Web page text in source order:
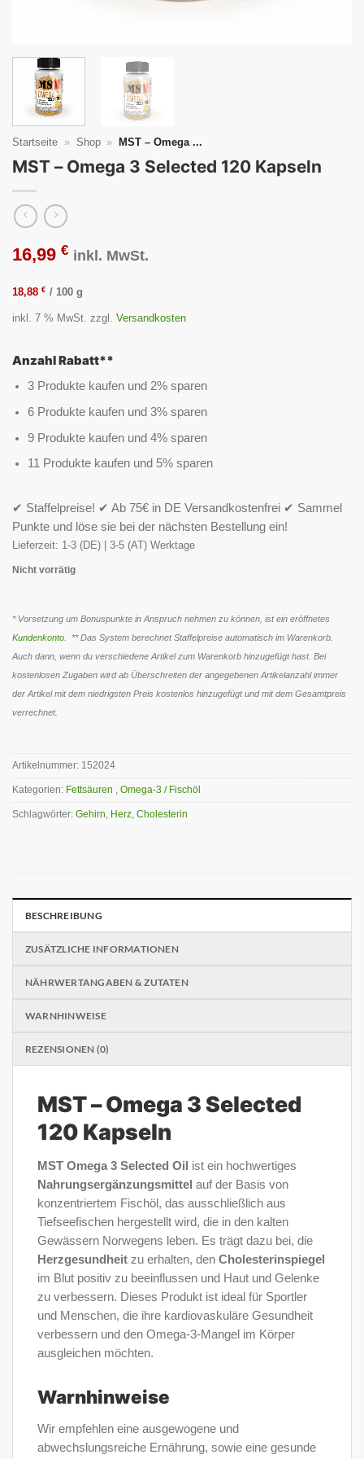
Startseite » Shop » MST – Omega ...
MST – Omega 3 Selected 120 Kapseln
16,99 € inkl. MwSt.
18,88 € / 100 g
inkl. 7 % MwSt. zzgl. Versandkosten
Anzahl Rabatt**
3 Produkte kaufen und 2% sparen
6 Produkte kaufen und 3% sparen
9 Produkte kaufen und 4% sparen
11 Produkte kaufen und 5% sparen
✔ Staffelpreise! ✔ Ab 75€ in DE Versandkostenfrei ✔ Sammel
Punkte und löse sie bei der nächsten Bestellung ein!
Lieferzeit: 1-3 (DE) | 3-5 (AT) Werktage
Nicht vorrätig
* Vorsetzung um Bonuspunkte in Anspruch nehmen zu können, ist ein eröffnetes
Kundenkonto . ** Das System berechnet Staffelpreise automatisch im Warenkorb.
Auch dann, wenn du verschiedene Artikel zum Warenkorb hinzugefügt hast. Bei
kostenlosen Zugaben wird ab Überschreiten der angegebenen Artikelanzahl immer
der Artikel mit dem niedrigsten Preis kostenlos hinzugefügt und mit dem Gesamtpreis
verrechnet.
Artikelnummer: 152024
Kategorien: Fettsäuren , Omega-3 / Fischöl
Schlagwörter: Gehirn, Herz, Cholesterin
BESCHREIBUNG
ZUSÄTZLICHE INFORMATIONEN
NÄHRWERTANGABEN & ZUTATEN
WARNHINWEISE
REZENSIONEN (0)
MST – Omega 3 Selected
120 Kapseln
MST Omega 3 Selected Oil ist ein hochwertiges
Nahrungsergänzungsmittel auf der Basis von
konzentriertem Fischöl, das ausschließlich aus
Tiefseefischen hergestellt wird, die in den kalten
Gewässern Norwegens leben. Es trägt dazu bei, die
Herzgesundheit zu erhalten, den Cholesterinspiegel
im Blut positiv zu beeinflussen und Haut und Gelenke
zu verbessern. Dieses Produkt ist ideal für Sportler
und Menschen, die ihre kardiovaskuläre Gesundheit
verbessern und den Omega-3-Mangel im Körper
ausgleichen möchten.
Warnhinweise
Wir empfehlen eine ausgewogene und
abwechslungsreiche Ernährung, sowie eine gesunde